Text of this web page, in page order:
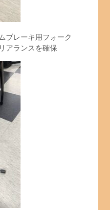
ブレーキ用フォーク
アランスを確保